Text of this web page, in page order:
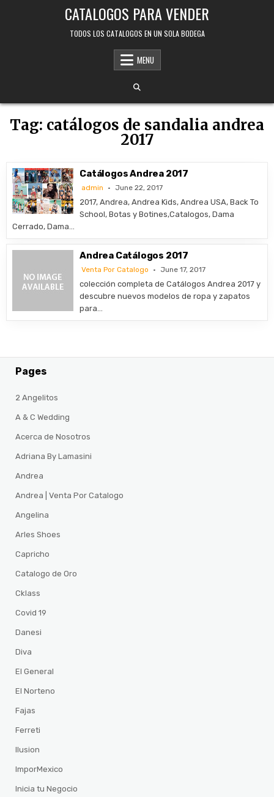
CATALOGOS PARA VENDER
TODOS LOS CATALOGOS EN UN SOLA BODEGA
MENU
Tag: catálogos de sandalia andrea
2017
Catálogos Andrea 2017
admin June 22, 2017
2017, Andrea, Andrea Kids, Andrea USA, Back To
School, Botas y Botines,Catalogos, Dama
Cerrado, Dama…
Andrea Catálogos 2017
Venta Por Catalogo June 17, 2017
colección completa de Catálogos Andrea 2017 y
descubre nuevos modelos de ropa y zapatos
para…
Pages
2 Angelitos
A & C Wedding
Acerca de Nosotros
Adriana By Lamasini
Andrea
Andrea | Venta Por Catalogo
Angelina
Arles Shoes
Capricho
Catalogo de Oro
Cklass
Covid 19
Danesi
Diva
El General
El Norteno
Fajas
Ferreti
Ilusion
ImporMexico
Inicia tu Negocio